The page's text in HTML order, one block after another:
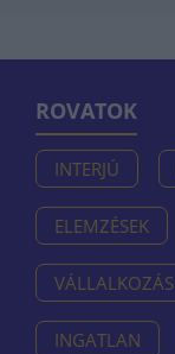
ROVATOK
INTERJÚ
ELEMZÉSEK
VÁLLALKOZÁS
INGATLAN